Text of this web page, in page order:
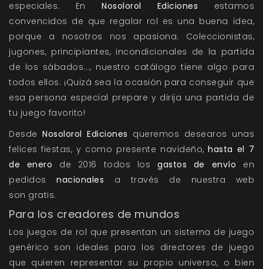
especiales. En Nosolorol Ediciones estamos
convencidos de que regalar rol es una buena idea,
porque a nosotros nos apasiona. Coleccionistas,
jugones, principiantes, incondicionales de la partida
de los sábados..., nuestro catálogo tiene algo para
todos ellos. ¡Quizá sea la ocasión para conseguir que
esa persona especial prepare y dirija una partida de
tu juego favorito!
Desde Nosolorol Ediciones queremos desearos unas
felices fiestas, y como presente navideño,hasta el 7
de enero de 2016 todos losgastos de envío en
pedidos nacionales a través de nuestra web
son gratis.
Para los creadores de mundos
Los juegos de rol que presentan un sistema de juego
genérico son ideales para los directores de juego
que quieren representar su propio universo, o bien